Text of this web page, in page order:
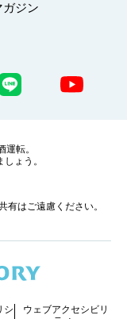
ガジン
転。
ょう。
有はご遠慮ください。
シ
ウェブアクセシビリ